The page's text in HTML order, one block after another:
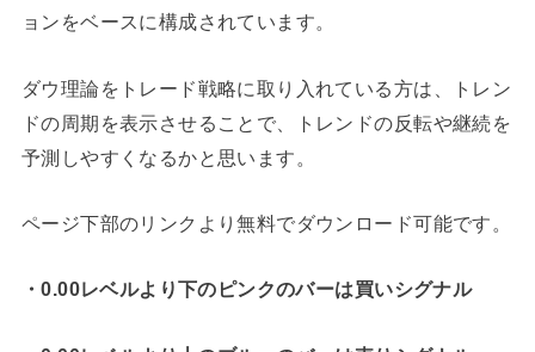
ョンをベースに構成されています。
ダウ理論をトレード戦略に取り入れている方は、トレン
ドの周期を表示させることで、トレンドの反転や継続を
予測しやすくなるかと思います。
ページ下部のリンクより無料でダウンロード可能です。
・0.00レベルより下のピンクのバーは買いシグナル